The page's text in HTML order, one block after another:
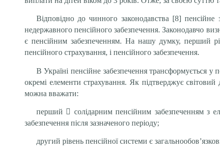
Відповідно до чинного законодавства [8] пенсійне
недержавного пенсійного забезпечення. Законодавчо
є пенсійним забезпеченням. На нашу думку, перший
пенсійного страхування, і пенсійного забезпечення.
В Україні пенсійне забезпечення трансформується
окремі елементи страхування. Як підтверджує світовий
можна вважати:
перший  солідарним пенсійним забезпеченням з
забезпечення після зазначеного періоду;
другий рівень пенсійної системи є